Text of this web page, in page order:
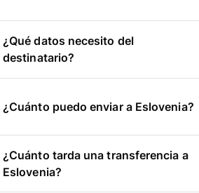
¿Qué datos necesito del
destinatario?
¿Cuánto puedo enviar a Eslovenia?
¿Cuánto tarda una transferencia a
Eslovenia?